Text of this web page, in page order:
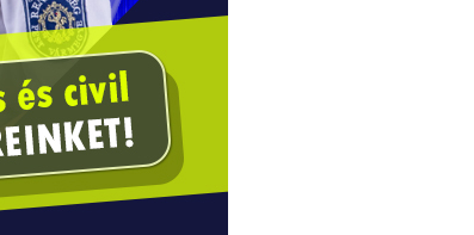
Fogadtuk hibabejelentését